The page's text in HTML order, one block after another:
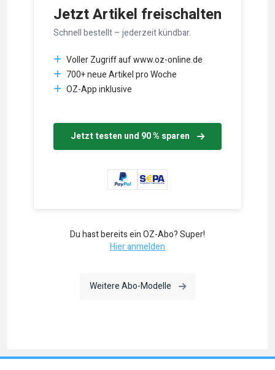
Jetzt Artikel freischalten
Schnell bestellt – jederzeit kündbar.
Voller Zugriff auf www.oz-online.de
700+ neue Artikel pro Woche
OZ-App inklusive
Jetzt testen und 90 % sparen
Du hast bereits ein OZ-Abo? Super!
Hier anmelden
Weitere Abo-Modelle